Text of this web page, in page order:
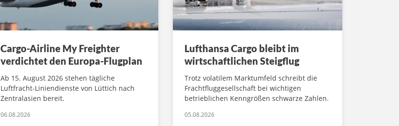
Cargo-Airline My Freighter
verdichtet den Europa-Flugplan
Ab 15. August 2026 stehen tägliche
Luftfracht-Liniendienste von Lüttich nach
Zentralasien bereit.
06.08.2026
Lufthansa Cargo bleibt im
wirtschaftlichen Steigflug
Trotz volatilem Marktumfeld schreibt die
Frachtfluggesellschaft bei wichtigen
betrieblichen Kenngrößen schwarze Zahlen.
05.08.2026